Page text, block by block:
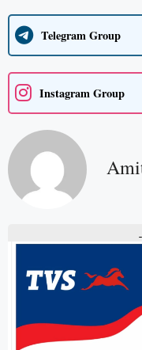
Telegram Group
Instagram Group